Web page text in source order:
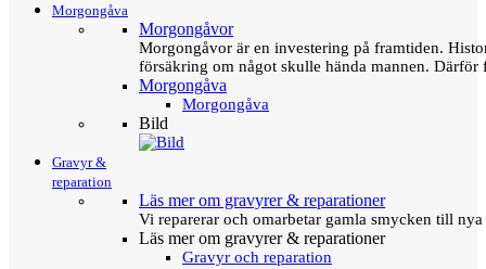
Morgongåva
Morgongåvor
Morgongåvor är en investering på framtiden.
försäkring om något skulle hända mannen.
Morgongåva
Morgongåva
Bild
Gravyr &
reparation
Läs mer om gravyrer & reparationer
Vi reparerar och omarbetar gamla smycken till
Läs mer om gravyrer & reparationer
Gravyr och reparation